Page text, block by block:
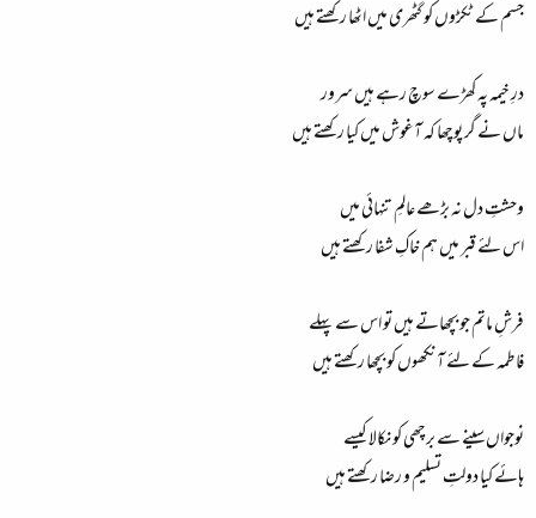
جسم کے ٹکڑوں کو گٹھری میں اٹھا رکھتے ہیں
درِ خیمہ پہ کھڑے سوچ رہے ہیں سرور
ماں نے گر پوچھا کہ آغوش میں کیا رکھتے ہیں
وحشتِ دل نہ بڑھے عالمِ تنہائی میں
اس لئے قبر میں ہم خاکِ شفا رکھتے ہیں
فرشِ ماتم جو بچھاتے ہیں تو اس سے پہلے
فاطمہ کے لئے آنکھوں کو بچھا رکھتے ہیں
نوجواں سینے سے برچھی کو نکالا کیسے
ہائے کیا دولتِ تسلیم و رضا رکھتے ہیں